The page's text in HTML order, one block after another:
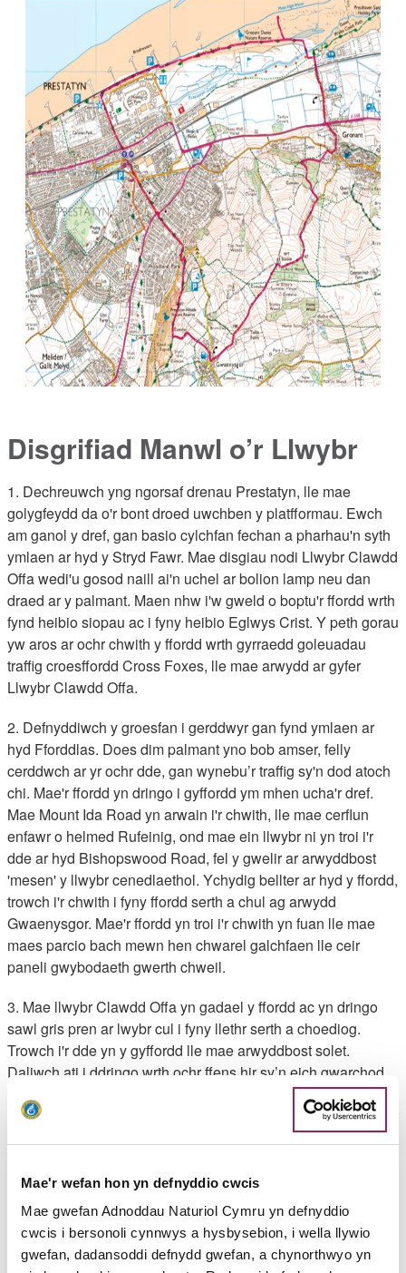
Mae'r wefan hon yn defnyddio cwcis
Mae gwefan Adnoddau Naturiol Cymru yn defnyddio
cwcis i bersonoli cynnwys a hysbysebion, i wella llywio
gwefan, dadansoddi defnydd gwefan, a chynorthwyo yn
Disgrifiad Manwl o’r Llwybr
1. Dechreuwch yng ngorsaf drenau Prestatyn, lle mae
golygfeydd da o'r bont droed uwchben y platfformau. Ewch
am ganol y dref, gan basio cylchfan fechan a pharhau'n syth
ymlaen ar hyd y Stryd Fawr. Mae disgiau nodi Llwybr Clawdd
Offa wedi'u gosod naill ai'n uchel ar bolion lamp neu dan
draed ar y palmant. Maen nhw i'w gweld o boptu'r ffordd wrth
fynd heibio siopau ac i fyny heibio Eglwys Crist. Y peth gorau
yw aros ar ochr chwith y ffordd wrth gyrraedd goleuadau
traffig croesffordd Cross Foxes, lle mae arwydd ar gyfer
Llwybr Clawdd Offa.
2. Defnyddiwch y groesfan i gerddwyr gan fynd ymlaen ar
hyd Fforddlas. Does dim palmant yno bob amser, felly
cerddwch ar yr ochr dde, gan wynebu’r traffig sy'n dod atoch
chi. Mae'r ffordd yn dringo i gyffordd ym mhen ucha'r dref.
Mae Mount Ida Road yn arwain i'r chwith, lle mae cerflun
enfawr o helmed Rufeinig, ond mae ein llwybr ni yn troi i'r
dde ar hyd Bishopswood Road, fel y gwelir ar arwyddbost
'mesen' y llwybr cenedlaethol. Ychydig bellter ar hyd y ffordd,
trowch i'r chwith i fyny ffordd serth a chul ag arwydd
Gwaenysgor. Mae'r ffordd yn troi i'r chwith yn fuan lle mae
maes parcio bach mewn hen chwarel galchfaen lle ceir
paneli gwybodaeth gwerth chweil.
3. Mae llwybr Clawdd Offa yn gadael y ffordd ac yn dringo
sawl gris pren ar lwybr cul i fyny llethr serth a choediog.
Trowch i'r dde yn y gyffordd lle mae arwyddbost solet.
Daliwch ati i ddringo wrth ochr ffens hir sy’n eich gwarchod
rhag ochrau'r chwarel, gan basio tŷ unig. Yn fuan wedyn,
mae dwy res o risiau pren yn codi'n serth, ac yna mae'r llwybr
yn parhau i ddringo i fyny mwy o risiau pren ar hyd llethr o
arfordir o Brestatyn i Ben y Gogarth. Wedyn, ewch drwy'r giât
mochyn a dilyn llwybr cul yn syth ar draws llethr serth. Ewch
trwy giât a chyrraedd arwyddbost tair ffordd. Mae Llwybr
Clawdd Offa yn parhau'n syth ymlaen, ond mae ein llwybr
ni'n troi i'r chwith gan ddilyn yr arwydd i Gwaenysgor ac yn